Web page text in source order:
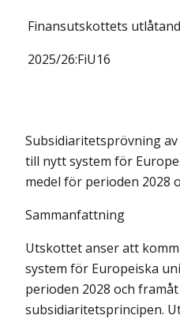
Finansutskottets
2025/26:FiU16
Subsidiaritetsprövning av
till nytt system för
medel för perioden 2028
Sammanfattning
Utskottet anser att
system för Europeiska
perioden 2028 och
subsidiaritets­principen.